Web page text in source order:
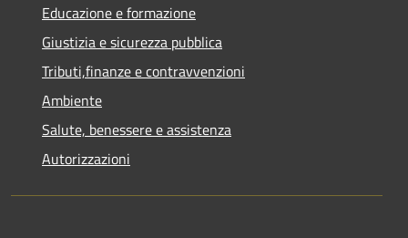
Educazione e formazione
Giustizia e sicurezza pubblica
Tributi,finanze e contravvenzioni
Ambiente
Salute, benessere e assistenza
Autorizzazioni